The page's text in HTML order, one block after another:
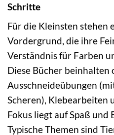
Schritte
Für die Kleinsten stehen
Vordergrund, die ihre
Verständnis für Farben
Diese Bücher beinhalten
Ausschneideübungen
Scheren), Klebearbeiten
Fokus liegt auf Spaß und
Typische Themen sind